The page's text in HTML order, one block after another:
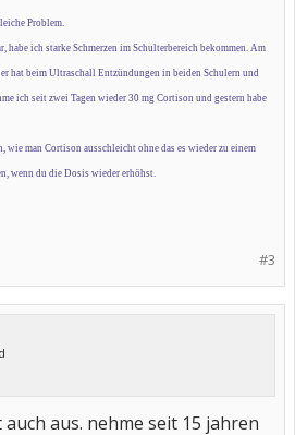
Problem.
ich starke Schmerzen im Schulterbereich bekommen. Am
hat beim Ultraschall Entzündungen in beiden Schulern und
ich seit zwei Tagen wieder 30 mg Cortison und gestern habe
man Cortison ausschleicht ohne das es wieder zu einem
wenn du die Dosis wieder erhöhst.
#3
aus. nehme seit 15 jahren